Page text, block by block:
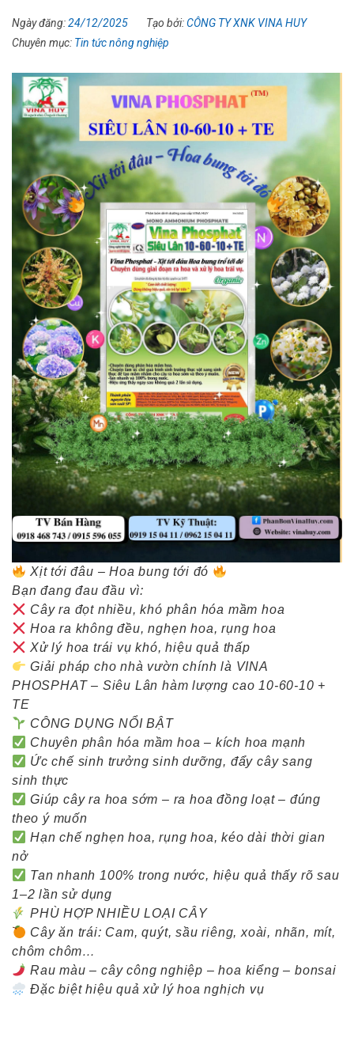
Ngày đăng:24/12/2025 Tạo bởi:CÔNG TY XNK VINA HUY
Chuyên mục: Tin tức nông nghiệp
Xịt tới đâu – Hoa bung tới đó
Bạn đang đau đầu vì:
Cây ra đọt nhiều, khó phân hóa mầm hoa
Hoa ra không đều, nghẹn hoa, rụng hoa
Xử lý hoa trái vụ khó, hiệu quả thấp
Giải pháp cho nhà vườn chính là VINA
PHOSPHAT – Siêu Lân hàm lượng cao 10-60-10 +
TE
CÔNG DỤNG NỔI BẬT
Chuyên phân hóa mầm hoa – kích hoa mạnh
Ức chế sinh trưởng sinh dưỡng, đẩy cây sang
sinh thực
Giúp cây ra hoa sớm – ra hoa đồng loạt – đúng
theo ý muốn
Hạn chế nghẹn hoa, rụng hoa, kéo dài thời gian
nở
Tan nhanh 100% trong nước, hiệu quả thấy rõ sau
1–2 lần sử dụng
PHÙ HỢP NHIỀU LOẠI CÂY
Cây ăn trái: Cam, quýt, sầu riêng, xoài, nhãn, mít,
chôm chôm…
Rau màu – cây công nghiệp – hoa kiểng – bonsai
Đặc biệt hiệu quả xử lý hoa nghịch vụ